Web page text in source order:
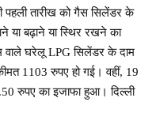
पहली तारीख को गैस सिलेंडर के
या बढ़ाने या स्थिर रखने का
वाले घरेलू LPG सिलेंडर के दाम
1103 रुपए हो गई। वहीं, 19
रुपए का इजाफा हुआ। दिल्ली